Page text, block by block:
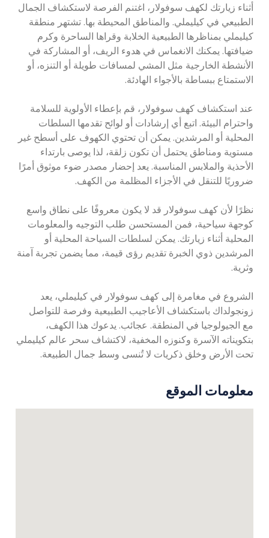
أثناء زيارتك لكهف سوفولار، اغتنم الفرصة لاستكشاف الجمال
الطبيعي في كيليملي. والمناطق المحيطة بها. تشتهر منطقة
كيليملي بمناظرها الطبيعية الخلابة وقراها الساحرة وكرم
ضيافتها. يمكنك الانغماس في هدوء الريف، أو المشاركة في
الأنشطة الخارجية مثل المشي لمسافات طويلة أو التنزه، أو
الاستمتاع ببساطة بالأجواء الهادئة.
عند استكشاف كهف سوفولار، قم بإعطاء الأولوية للسلامة
واحترام البيئة. اتبع أي إرشادات أو لوائح تقدمها السلطات
المحلية أو المرشدين. يمكن أن تحتوي الكهوف على أسطح غير
مستوية ومناطق يحتمل أن تكون زلقة، لذا يوصى بارتداء
الأحذية والملابس المناسبة. يعد إحضار مصدر ضوء موثوق أمرًا
ضروريًا للتنقل في الأجزاء المظلمة من الكهف.
نظرًا لأن كهف سوفولار قد لا يكون معروفًا على نطاق واسع
كوجهة سياحية، فمن المستحسن طلب التوجيه والمعلومات
المحلية أثناء زيارتك. يمكن لسلطات السياحة المحلية أو
المرشدين ذوي الخبرة تقديم رؤى قيمة، مما يضمن تجربة آمنة
وثرية.
الشروع في مغامرة إلى كهف سوفولار في كيليملي، يعد
زونجولداك باستكشاف الأعاجيب الطبيعية وفرصة للتواصل
مع الجيولوجيا في المنطقة. عجائب. يدعوك هذا الكهف،
بتكويناته الآسرة وكنوزه المخفية، لاكتشاف سحر عالم كيليملي
تحت الأرض وخلق ذكريات لا تُنسى وسط جمال الطبيعة.
معلومات الموقع